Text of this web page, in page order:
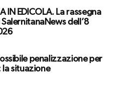
IN EDICOLA. La rassegna
dell’8
penalizzazione per
la situazione